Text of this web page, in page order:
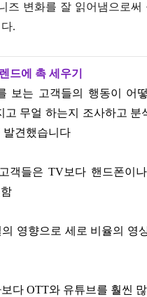
즈 변화를 잘 읽어냄으로써
.
드에 촉 세우기
보는 고객들의 행동이 어
고 무얼 하는지 조사하고 분
발견했습니다
객들은 TV보다 핸드폰이
영향으로 세로 비율의 영
다 OTT와 유튜브를 훨씬